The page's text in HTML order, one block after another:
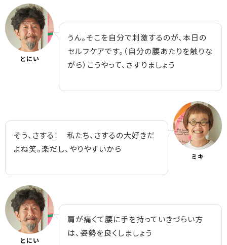
とにい
うん。そこを自分で刺激するのが、本日の
セルフケアです。（自分の腰あたりを触りな
がら）こうやって、さすりましょう
そう、さする！ 私たち、さするの大好きだ
よね笑。楽だし、やりやすいから
ミキ
とにい
肩が痛くて腰に手を持っていきづらい方
は、姿勢を良くしましょう